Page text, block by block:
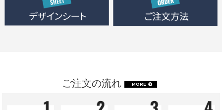
ご注文の流れ MORE